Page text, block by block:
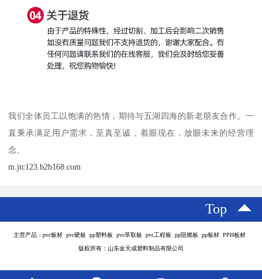
我们全体员工以饱满的热情，期待与五湖四海的新老朋友合作。一
直秉承满足用户需求，至真至诚，着眼现在，放眼未来的经营理
念。
m.jtc123.b2b168.com
Top
主营产品：pvc板材 pvc硬板 pp塑料板 pvc萃取板 pvc工程板 pp阻燃板 pp板材 PPH板材
版权所有：山东金天成塑料制品有限公司